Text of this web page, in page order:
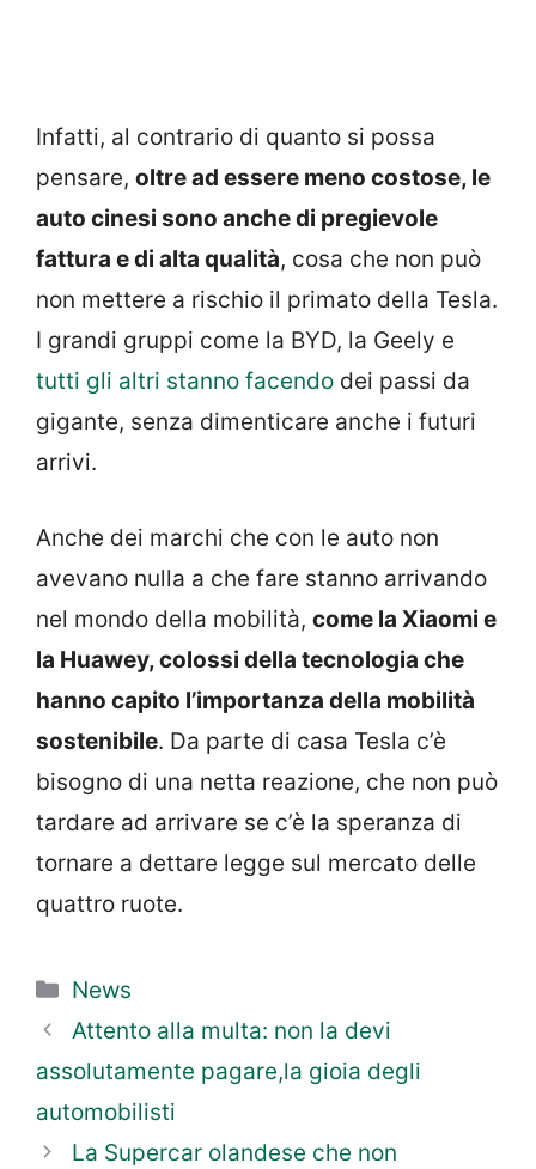
Infatti, al contrario di quanto si possa
pensare, oltre ad essere meno costose, le
auto cinesi sono anche di pregievole
fattura e di alta qualità, cosa che non può
non mettere a rischio il primato della Tesla.
I grandi gruppi come la BYD, la Geely e
tutti gli altri stanno facendo dei passi da
gigante, senza dimenticare anche i futuri
arrivi.
Anche dei marchi che con le auto non
avevano nulla a che fare stanno arrivando
nel mondo della mobilità, come la Xiaomi e
la Huawey, colossi della tecnologia che
hanno capito l’importanza della mobilità
sostenibile. Da parte di casa Tesla c’è
bisogno di una netta reazione, che non può
tardare ad arrivare se c’è la speranza di
tornare a dettare legge sul mercato delle
quattro ruote.
Categorie
News
Attento alla multa: non la devi
assolutamente pagare,la gioia degli
automobilisti
La Supercar olandese che non